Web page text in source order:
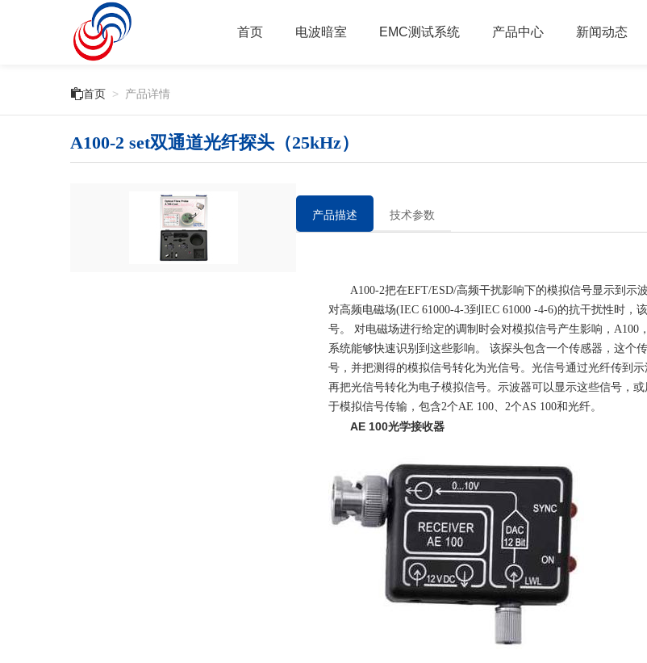
首页 电波暗室 EMC测试系统 产品中心 新闻动态
首页 > 产品详情
A100-2 set双通道光纤探头（25kHz）
产品描述 技术参数
A100-2把在EFT/ESD/高频干扰影响下的模拟信号显示到示
对高频电磁场(IEC 61000-4-3到IEC 61000 -4-6)的抗干扰性时，
号。 对电磁场进行给定的调制时会对模拟信号产生影响，A100
系统能够快速识别到这些影响。 该探头包含一个传感器，这个
号，并把测得的模拟信号转化为光信号。光信号通过光纤传到
再把光信号转化为电子模拟信号。示波器可以显示这些信号，
于模拟信号传输，包含2个AE 100、2个AS 100和光纤。
AE 100光学接收器